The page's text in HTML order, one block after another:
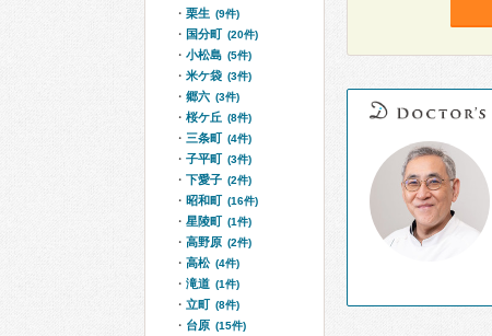
栗生 (9件)
国分町 (20件)
小松島 (5件)
米ケ袋 (3件)
郷六 (3件)
桜ケ丘 (8件)
三条町 (4件)
子平町 (3件)
下愛子 (2件)
昭和町 (16件)
星陵町 (1件)
高野原 (2件)
高松 (4件)
滝道 (1件)
立町 (8件)
台原 (15件)